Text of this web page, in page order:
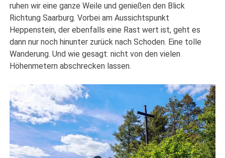
ruhen wir eine ganze Weile und genießen den Blick
Richtung Saarburg. Vorbei am Aussichtspunkt
Heppenstein, der ebenfalls eine Rast wert ist, geht es
dann nur noch hinunter zurück nach Schoden. Eine tolle
Wanderung. Und wie gesagt: nicht von den vielen
Höhenmetern abschrecken lassen.